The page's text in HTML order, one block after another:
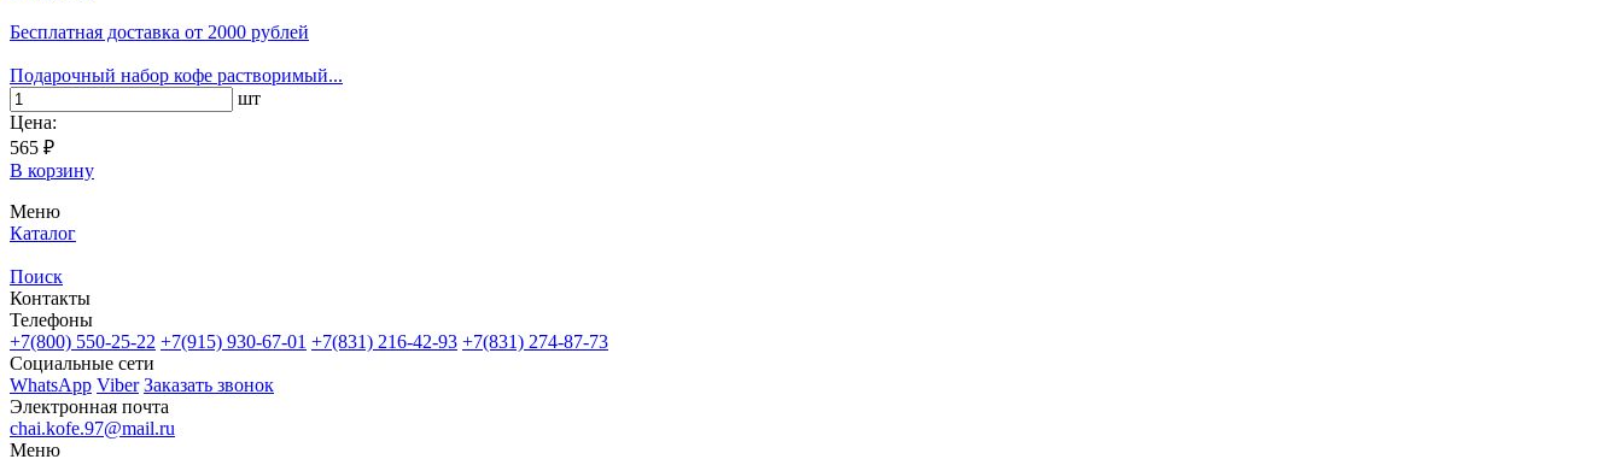
Бесплатная доставка от 2000 рублей
Подарочный набор кофе растворимый...
шт
Цена:
565 ₽
В корзину
Меню
Каталог
Поиск
Контакты
Телефоны
+7(800) 550-25-22 +7(915) 930-67-01 +7(831) 216-42-93 +7(831) 274-87-73
Социальные сети
WhatsApp Viber Заказать звонок
Электронная почта
chai.kofe.97@mail.ru
Меню